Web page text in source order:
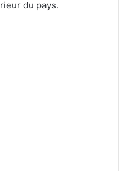
du pays.